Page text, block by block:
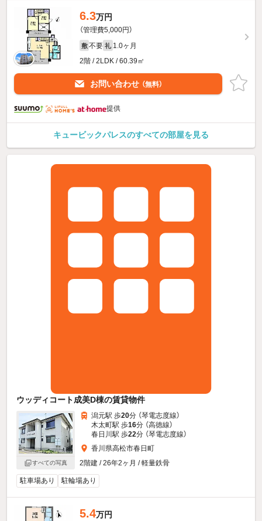
6.3万円
（管理費5,000円）
敷 不要 礼 1.0ヶ月
2階 / 2LDK / 60.39㎡
お問い合わせ （無料）
提供
キュービックパレスのすべての部屋を見る
ウッディコート成美D棟の賃貸物件
すべての写真
潟元駅 歩20分 （琴電志度線）
木太町駅 歩16分 （高徳線）
春日川駅 歩22分 （琴電志度線）
香川県高松市春日町
2階建 / 26年2ヶ月 / 軽量鉄骨
駐車場あり 駐輪場あり
5.4万円